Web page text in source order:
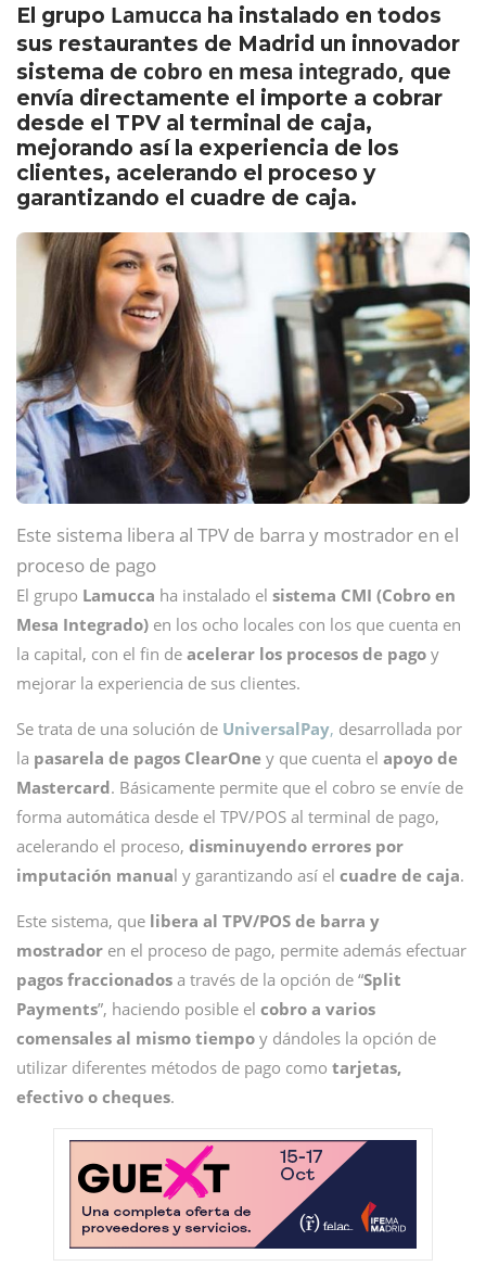
El grupo Lamucca ha instalado en todos
sus restaurantes de Madrid un innovador
sistema de cobro en mesa integrado, que
envía directamente el importe a cobrar
desde el TPV al terminal de caja,
mejorando así la experiencia de los
clientes, acelerando el proceso y
garantizando el cuadre de caja.
Este sistema libera al TPV de barra y mostrador en el
proceso de pago
El grupo Lamucca ha instalado el sistema CMI (Cobro en
Mesa Integrado) en los ocho locales con los que cuenta en
la capital, con el fin de acelerar los procesos de pago y
mejorar la experiencia de sus clientes.
Se trata de una solución de UniversalPay, desarrollada por
la pasarela de pagos ClearOne y que cuenta el apoyo de
Mastercard. Básicamente permite que el cobro se envíe de
forma automática desde el TPV/POS al terminal de pago,
acelerando el proceso, disminuyendo errores por
imputación manual y garantizando así el cuadre de caja.
Este sistema, que libera al TPV/POS de barra y
mostrador en el proceso de pago, permite además efectuar
pagos fraccionados a través de la opción de “Split
Payments”, haciendo posible el cobro a varios
comensales al mismo tiempo y dándoles la opción de
utilizar diferentes métodos de pago como tarjetas,
efectivo o cheques.